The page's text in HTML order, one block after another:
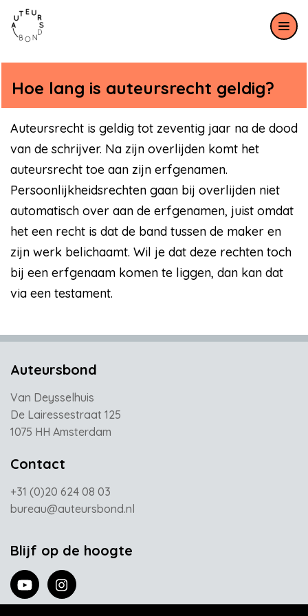
Meteen naar de content
Hoe lang is auteursrecht geldig?
Auteursrecht is geldig tot zeventig jaar na de dood
van de schrijver. Na zijn overlijden komt het
auteursrecht toe aan zijn erfgenamen.
Persoonlijkheidsrechten gaan bij overlijden niet
automatisch over aan de erfgenamen, juist omdat
het een recht is dat de band tussen de maker en
zijn werk belichaamt. Wil je dat deze rechten toch
bij een erfgenaam komen te liggen, dan kan dat
via een testament.
Auteursbond
Van Deysselhuis
De Lairessestraat 125
1075 HH Amsterdam
Contact
+31 (0)20 624 08 03
bureau@auteursbond.nl
Blijf op de hoogte